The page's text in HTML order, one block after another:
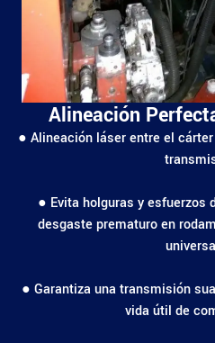
Alineación
● Alineación láser entre el
● Evita holguras y esfuerzos
desgaste prematuro en
● Garantiza una transmisión
vida útil de